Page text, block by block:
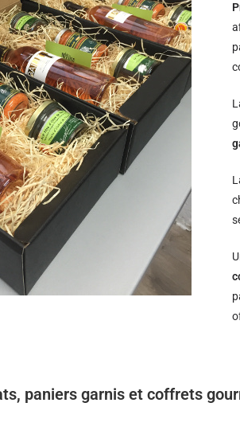
paniers garnis et coffrets